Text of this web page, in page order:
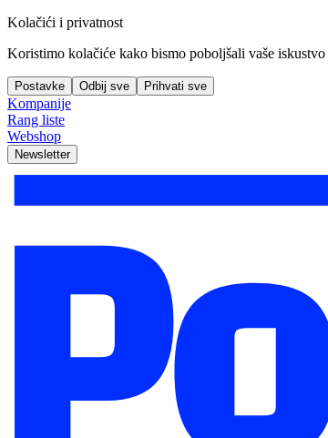
Kolačići i privatnost
Koristimo kolačiće kako bismo poboljšali vaše
Postavke Odbij sve Prihvati sve
Kompanije
Rang liste
Webshop
Newsletter